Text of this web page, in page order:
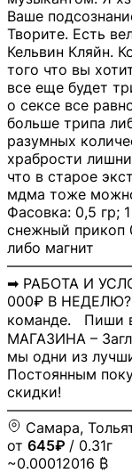
Ваше
Творите. Есть
Кельвин Кляйн.
того что вы
все еще будет
о сексе все
больше трипа
разумных
храбрости
что в старое
мдма тоже
Фасовка: 0,5 гр;
снежный прикоп
либо магнит
➡ РАБОТА И
000₽ В НЕДЕЛЮ?
команде. Пиши
МАГАЗИНА –
мы одни из
Постоянным
скидки!
Самара,
от 645₽ / 0.31г
~0.00012016 ₿